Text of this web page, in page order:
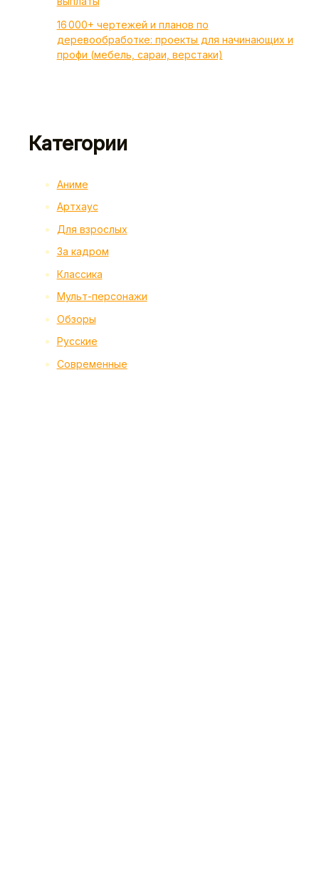
16 000+ чертежей и планов по
деревообработке: проекты для начинающих и
профи (мебель, сараи, верстаки)
Категории
Аниме
Артхаус
Для взрослых
За кадром
Классика
Мульт-персонажи
Обзоры
Русские
Современные